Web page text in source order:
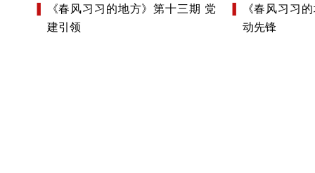
《春风习习的地方》第十三期 党
建引领
《春风习习
动先锋